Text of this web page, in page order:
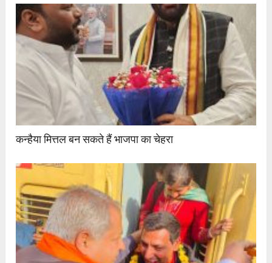
कन्हैया मित्तल बन सकते हैं भाजपा का चेहरा